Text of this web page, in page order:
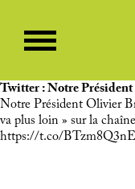
Twitter : Notre
Notre Président Olivier
va plus loin » sur la chaîne
https://t.co/